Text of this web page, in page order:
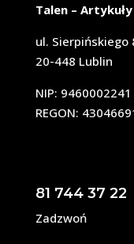
Talen –
ul. Sierpińskiego
20-448 Lublin
NIP: 9460002241
REGON:
81 744 37 22
Zadzwoń